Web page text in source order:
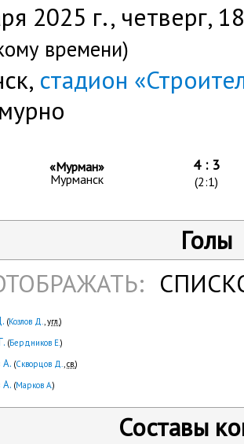
2025 г., четверг,
времени)
стадион
«Мурман»
Мурманск
4 : 3
(2:1)
Голы
(Козлов Д.,угл.)
(Бердников Е.)
А. (Скворцов Д.,св.)
А. (Марков А.)
Составы